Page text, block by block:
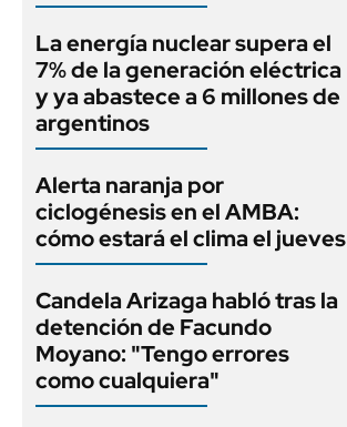
La energía nuclear supera el
7% de la generación eléctrica
y ya abastece a 6 millones de
argentinos
Alerta naranja por
ciclogénesis en el AMBA:
cómo estará el clima el jueves
Candela Arizaga habló tras la
detención de Facundo
Moyano: "Tengo errores
como cualquiera"